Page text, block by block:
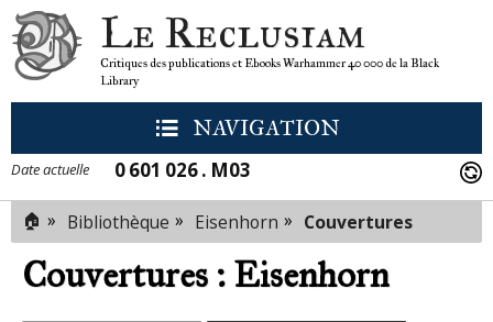
Le Reclusiam
Critiques des publications et Ebooks Warhammer 40 000 de la Black
Library
NAVIGATION
Date actuelle 0 601 026 . M03
🏠 » Bibliothèque » Eisenhorn » Couvertures
Couvertures : Eisenhorn